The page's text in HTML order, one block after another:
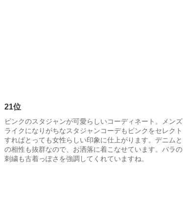
21位
ピンクのスタジャンが可愛らしいコーディネート。メンズ
ライクになりがちなスタジャンコーデもピンクをセレクト
すればとっても女性らしい印象に仕上がります。デニムと
の相性も抜群なので、お洒落に着こなせています。バラの
刺繍も古着っぽさを強調してくれていますね。